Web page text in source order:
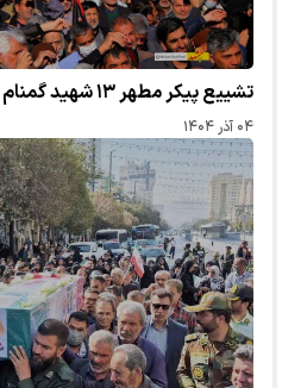
تشییع پیکر مطهر ۱۳ شهید گمنام دوران دفاع مقدس در مشهد
۰۴ آذر ۱۴۰۴